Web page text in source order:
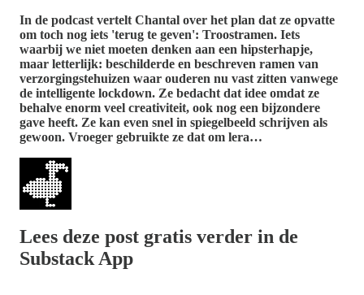
In de podcast vertelt Chantal over het plan dat ze opvatte
om toch nog iets 'terug te geven': Troostramen. Iets
waarbij we niet moeten denken aan een hipsterhapje,
maar letterlijk: beschilderde en beschreven ramen van
verzorgingstehuizen waar ouderen nu vast zitten vanwege
de intelligente lockdown. Ze bedacht dat idee omdat ze
behalve enorm veel creativiteit, ook nog een bijzondere
gave heeft. Ze kan even snel in spiegelbeeld schrijven als
gewoon. Vroeger gebruikte ze dat om lera…
Lees deze post gratis verder in de
Substack App